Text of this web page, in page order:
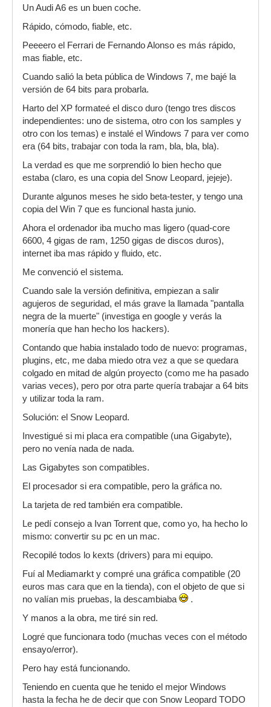
Un Audi A6 es un buen coche.
Rápido, cómodo, fiable, etc.
Peeeero el Ferrari de Fernando Alonso es más rápido,
mas fiable, etc.
Cuando salió la beta pública de Windows 7, me bajé la
versión de 64 bits para probarla.
Harto del XP formateé el disco duro (tengo tres discos
independientes: uno de sistema, otro con los samples y
otro con los temas) e instalé el Windows 7 para ver como
era (64 bits, trabajar con toda la ram, bla, bla, bla).
La verdad es que me sorprendió lo bien hecho que
estaba (claro, es una copia del Snow Leopard, jejeje).
Durante algunos meses he sido beta-tester, y tengo una
copia del Win 7 que es funcional hasta junio.
Ahora el ordenador iba mucho mas ligero (quad-core
6600, 4 gigas de ram, 1250 gigas de discos duros),
internet iba mas rápido y fluido, etc.
Me convenció el sistema.
Cuando sale la versión definitiva, empiezan a salir
agujeros de seguridad, el más grave la llamada "pantalla
negra de la muerte" (investiga en google y verás la
monería que han hecho los hackers).
Contando que habia instalado todo de nuevo: programas,
plugins, etc, me daba miedo otra vez a que se quedara
colgado en mitad de algún proyecto (como me ha pasado
varias veces), pero por otra parte quería trabajar a 64 bits
y utilizar toda la ram.
Solución: el Snow Leopard.
Investigué si mi placa era compatible (una Gigabyte),
pero no venía nada de nada.
Las Gigabytes son compatibles.
El procesador si era compatible, pero la gráfica no.
La tarjeta de red también era compatible.
Le pedí consejo a Ivan Torrent que, como yo, ha hecho lo
mismo: convertir su pc en un mac.
Recopilé todos lo kexts (drivers) para mi equipo.
Fuí al Mediamarkt y compré una gráfica compatible (20
euros mas cara que en la tienda), con el objeto de que si
no valían mis pruebas, la descambiaba
.
Y manos a la obra, me tiré sin red.
Logré que funcionara todo (muchas veces con el método
ensayo/error).
Pero hay está funcionando.
Teniendo en cuenta que he tenido el mejor Windows
hasta la fecha he de decir que con Snow Leopard TODO